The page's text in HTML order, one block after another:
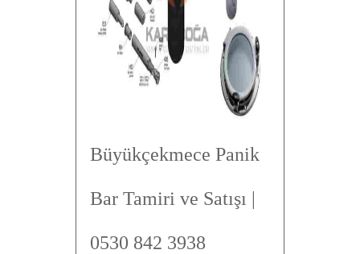
Büyükçekmece Panik
Bar Tamiri ve Satışı |
0530 842 3938